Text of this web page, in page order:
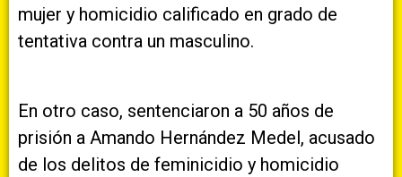
mujer y homicidio calificado en grado de
tentativa contra un masculino.
En otro caso, sentenciaron a 50 años de
prisión a Amando Hernández Medel, acusado
de los delitos de feminicidio y homicidio